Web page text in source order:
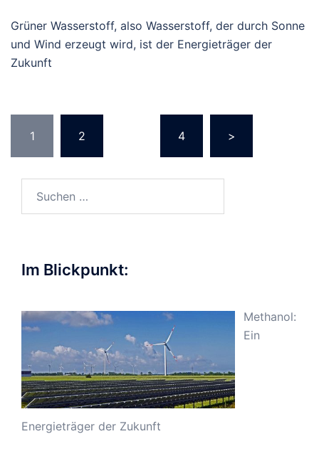
Grüner Wasserstoff, also Wasserstoff, der durch Sonne
und Wind erzeugt wird, ist der Energieträger der
Zukunft
1 2 4 >
Im Blickpunkt:
Methanol:
Ein
Energieträger der Zukunft